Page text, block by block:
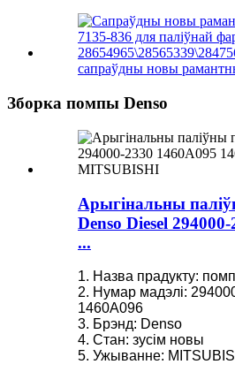
сапраўдны новы
Зборка помпы Denso
Арыгінальны
Denso Diesel
...
1. Назва прадукту:
2. Нумар мадэлі:
1460A096
3. Брэнд: Denso
4. Стан: зусім новы
5. Ужыванне: